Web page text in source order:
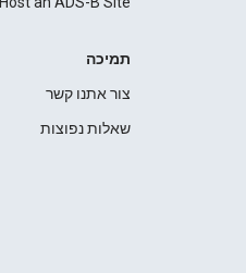
תמיכה
צור אתנו קשר
שאלות נפוצות